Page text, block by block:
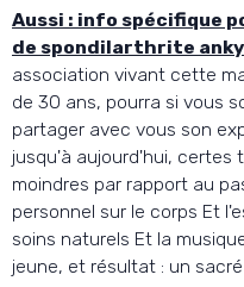
Aussi : info spécifique
de spondilarthrite
association vivant cette
de 30 ans, pourra si vous
partager avec vous son
jusqu'à aujourd'hui, certes
moindres par rapport au
personnel sur le corps Et
soins naturels Et la
jeune, et résultat : un